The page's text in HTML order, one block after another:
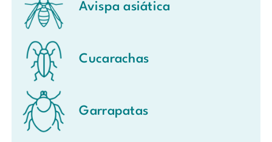
Avispa asiática
Cucarachas
Garrapatas